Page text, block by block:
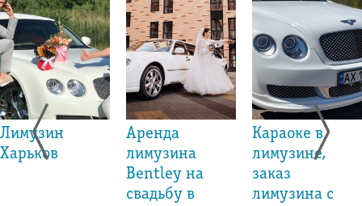
Лимузин
Харьков
Аренда
лимузина
Bentley на
свадьбу в
Караоке в
лимузине,
заказ
лимузина с